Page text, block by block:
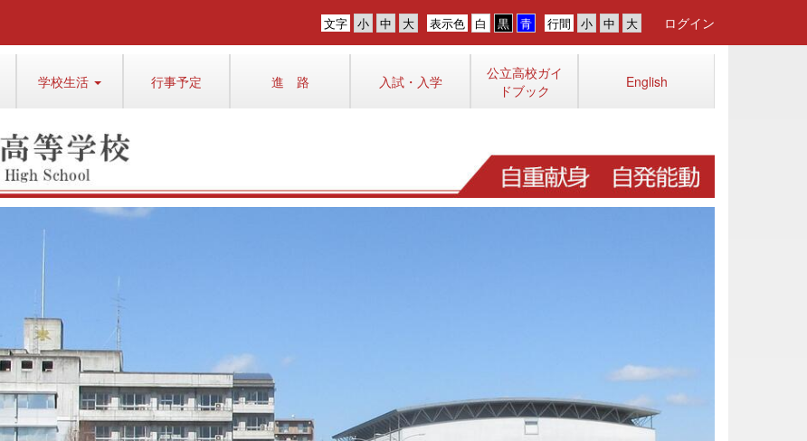
行間
表示色
文字 ログイン
学校生活 行事予定 進 路 入試・入学
公立高校ガイ
ドブック
English